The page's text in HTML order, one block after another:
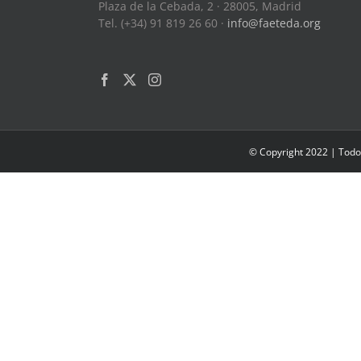
Plaza de la Cebada, 2 · 28005, Madrid
Tel. (+34) 91 819 26 60 · info@faeteda.org
© Copyright 2022 |